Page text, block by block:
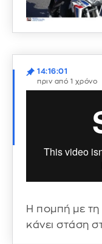
14:16:01
πριν από 1 χρόνο
Η πομπή με
κάνει στάση